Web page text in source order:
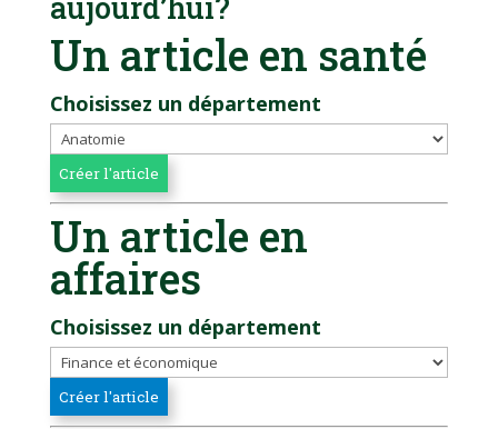
Un article en santé
Choisissez un département
Un article en
affaires
Choisissez un département